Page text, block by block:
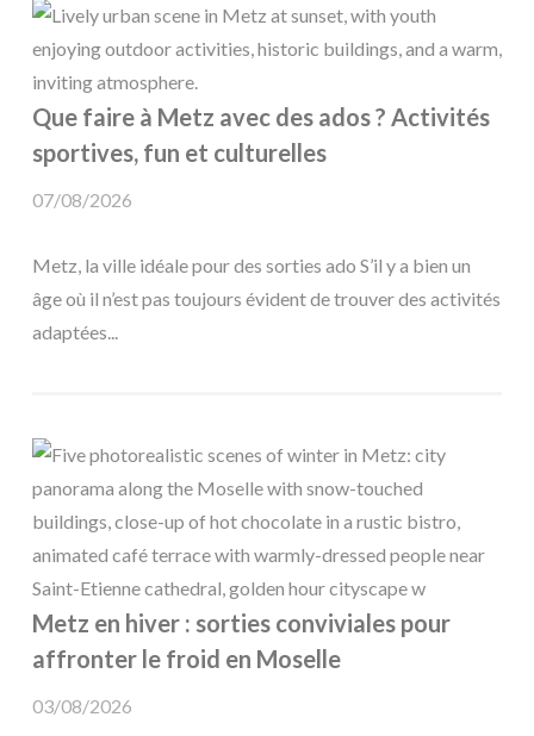
Que faire à Metz avec des ados ? Activités
sportives, fun et culturelles
07/08/2026
Metz, la ville idéale pour des sorties ado S’il y a bien un
âge où il n’est pas toujours évident de trouver des activités
adaptées...
Metz en hiver : sorties conviviales pour
affronter le froid en Moselle
03/08/2026